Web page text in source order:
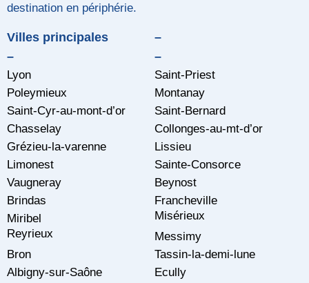
destination en périphérie.
Villes principales
–
–
–
Lyon
Saint-Priest
Poleymieux
Montanay
Saint-Cyr-au-mont-d’or
Saint-Bernard
Chasselay
Collonges-au-mt-d’or
Grézieu-la-varenne
Lissieu
Limonest
Sainte-Consorce
Vaugneray
Beynost
Brindas
Francheville
Miribel
Misérieux
Reyrieux
Messimy
Bron
Tassin-la-demi-lune
Albigny-sur-Saône
Ecully